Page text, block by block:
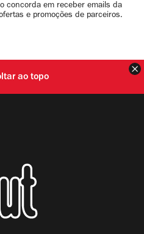
concorda em receber emails da
e promoções de parceiros.
ao topo